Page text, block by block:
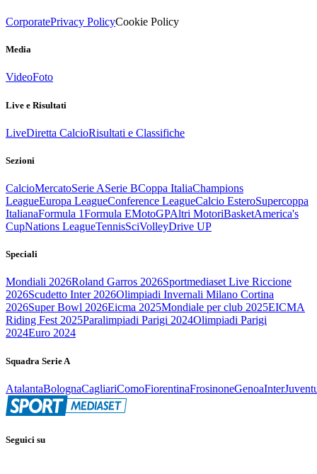
CorporatePrivacy PolicyCookie Policy
Media
VideoFoto
Live e Risultati
LiveDiretta CalcioRisultati e Classifiche
Sezioni
CalcioMercatoSerie ASerie BCoppa ItaliaChampions
LeagueEuropa LeagueConference LeagueCalcio EsteroSupercoppa
ItalianaFormula 1Formula EMotoGPAltri MotoriBasketAmerica's
CupNations LeagueTennisSciVolleyDrive UP
Speciali
Mondiali 2026Roland Garros 2026Sportmediaset Live Riccione
2026Scudetto Inter 2026Olimpiadi Invernali Milano Cortina
2026Super Bowl 2026Eicma 2025Mondiale per club 2025EICMA
Riding Fest 2025Paralimpiadi Parigi 2024Olimpiadi Parigi
2024Euro 2024
Squadra Serie A
AtalantaBolognaCagliariComoFiorentinaFrosinoneGenoaInter
Seguici su